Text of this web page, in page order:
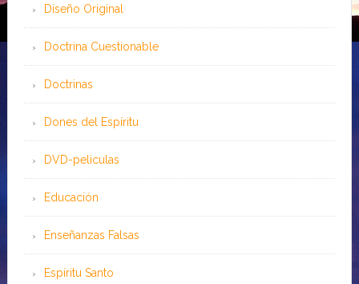
Diseño Original
Doctrina Cuestionable
Doctrinas
Dones del Espíritu
DVD-peliculas
Educación
Enseñanzas Falsas
Espíritu Santo